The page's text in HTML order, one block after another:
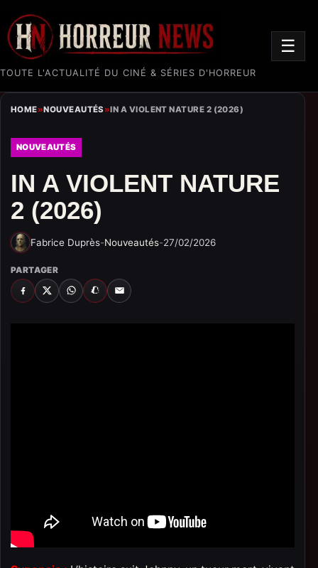
TOUTE L'ACTUALITÉ DU CINÉ & SÉRIES D'HORREUR
☰
HOME»NOUVEAUTÉS»IN A VIOLENT NATURE 2 (2026)
NOUVEAUTÉS
IN A VIOLENT NATURE
2 (2026)
Fabrice Duprès-Nouveautés-27/02/2026
PARTAGER
FACEBOOK
X WHATSAPP
SNAPCHAT
EMAIL